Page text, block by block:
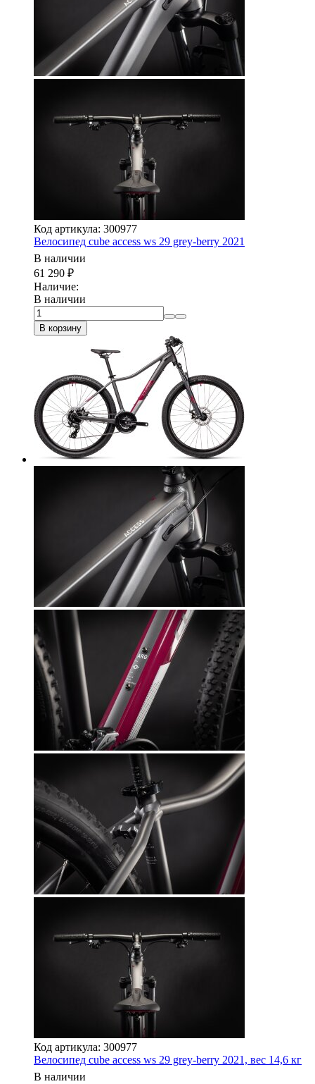
Код артикула: 300977
Велосипед cube access ws 29 grey-berry 2021
В наличии
61 290 ₽
Наличие:
В наличии
В корзину
Код артикула: 300977
Велосипед cube access ws 29 grey-berry 2021, вес 14,6 кг
В наличии